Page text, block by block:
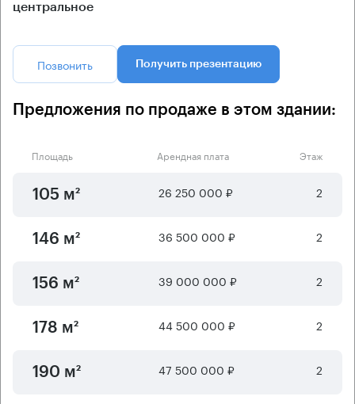
центральное
Позвонить Получить презентацию
Предложения по продаже в этом здании:
Площадь Арендная плата Этаж
105 м² 26 250 000 ₽ 2
146 м² 36 500 000 ₽ 2
156 м² 39 000 000 ₽ 2
178 м² 44 500 000 ₽ 2
190 м² 47 500 000 ₽ 2